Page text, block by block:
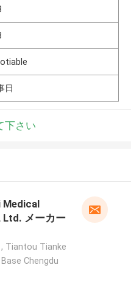
日
下さい
Medical
Ltd. メーカー
Tiantou Tianke
Chengdu